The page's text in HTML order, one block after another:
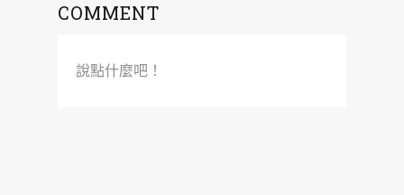
COMMENT
說點什麼吧！